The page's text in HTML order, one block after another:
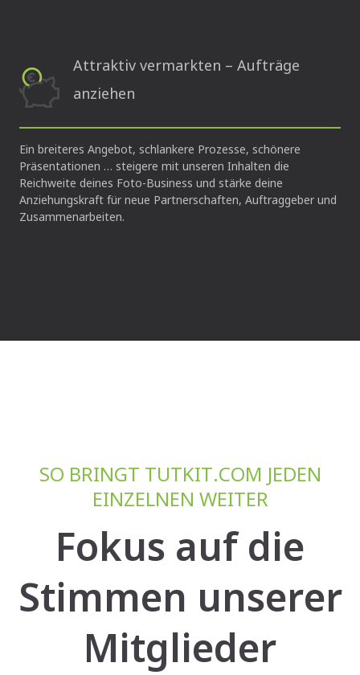
Attraktiv vermarkten – Aufträge
anziehen
Ein breiteres Angebot, schlankere Prozesse, schönere
Präsentationen … steigere mit unseren Inhalten die
Reichweite deines Foto-Business und stärke deine
Anziehungskraft für neue Partnerschaften, Auftraggeber und
Zusammenarbeiten.
SO BRINGT TUTKIT.COM JEDEN
EINZELNEN WEITER
Fokus auf die
Stimmen unserer
Mitglieder